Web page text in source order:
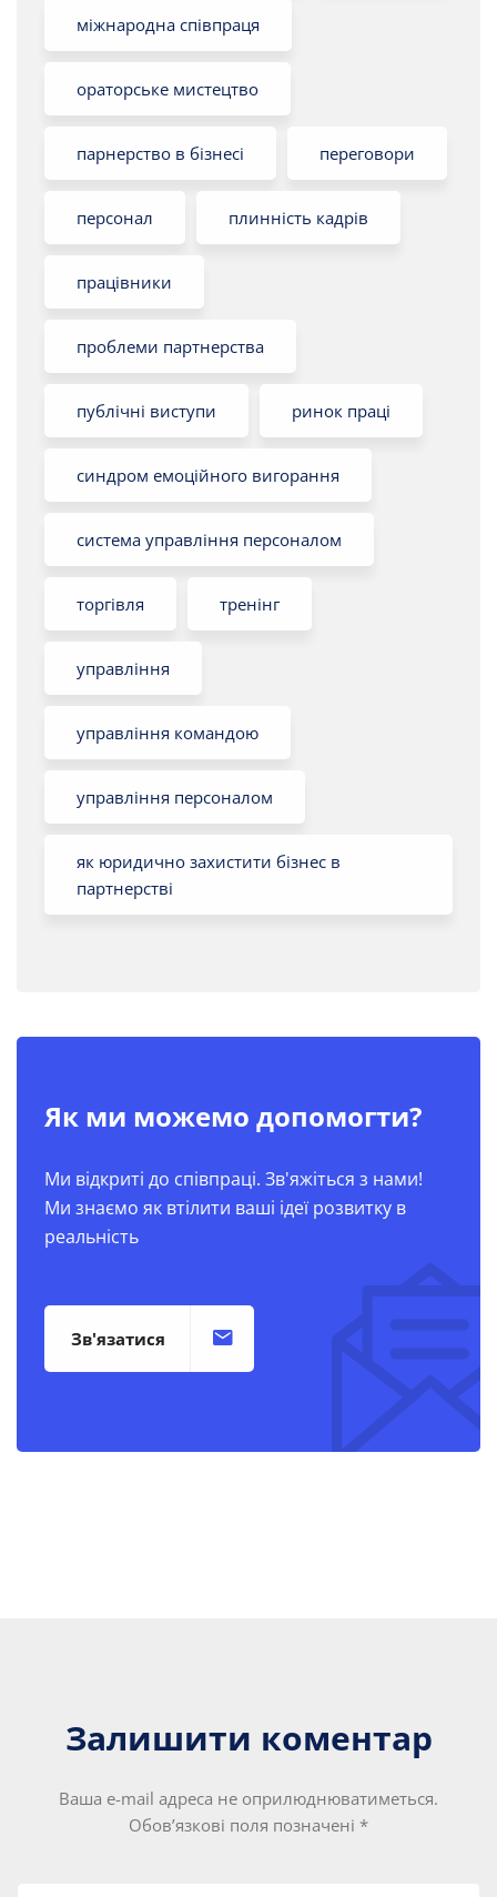
міжнародна співпраця
ораторське мистецтво
парнерство в бізнесі переговори
персонал плинність кадрів
працівники
проблеми партнерства
публічні виступи ринок праці
синдром емоційного вигорання
система управління персоналом
торгівля тренінг
управління
управління командою
управління персоналом
як юридично захистити бізнес в
партнерстві
Як ми можемо допомогти?
Ми відкриті до співпраці. Зв'яжіться з нами!
Ми знаємо як втілити ваші ідеї розвитку в
реальність
Зв'язатися
Залишити коментар
Ваша e-mail адреса не оприлюднюватиметься.
Обов’язкові поля позначені *